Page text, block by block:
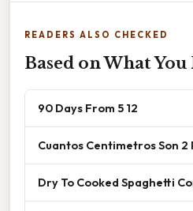
READERS ALSO CHECKED
Based on What You
90 Days From 5 12
Cuantos Centimetros Son 2
Dry To Cooked Spaghetti